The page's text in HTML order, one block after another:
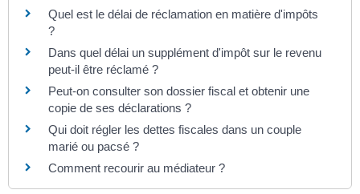
Quel est le délai de réclamation en matière d'impôts
?
Dans quel délai un supplément d'impôt sur le revenu
peut-il être réclamé ?
Peut-on consulter son dossier fiscal et obtenir une
copie de ses déclarations ?
Qui doit régler les dettes fiscales dans un couple
marié ou pacsé ?
Comment recourir au médiateur ?